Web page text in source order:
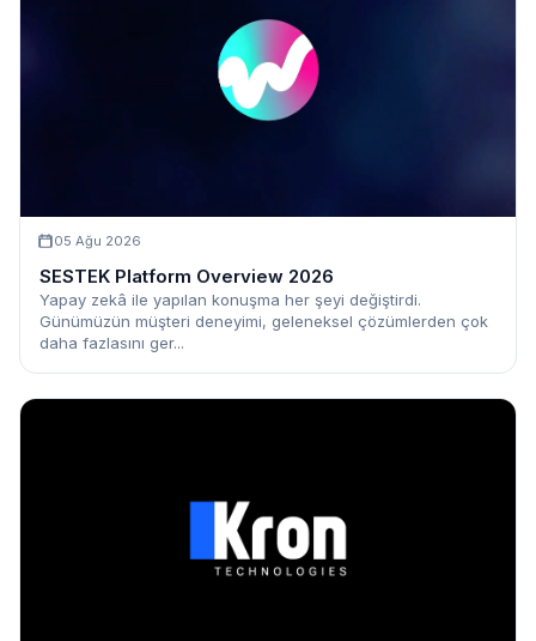
05 Ağu 2026
SESTEK Platform Overview 2026
Yapay zekâ ile yapılan konuşma her şeyi değiştirdi.
Günümüzün müşteri deneyimi, geleneksel çözümlerden çok
daha fazlasını ger...